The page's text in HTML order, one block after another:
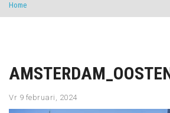
Home
Vr 9 februari, 2024